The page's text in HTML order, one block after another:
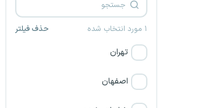
۱ مورد انتخاب شده حذف فیلتر
تهران
اصفهان